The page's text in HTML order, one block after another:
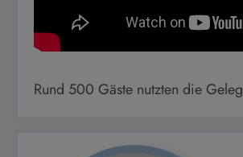
Rund 500 Gäste nutzten die